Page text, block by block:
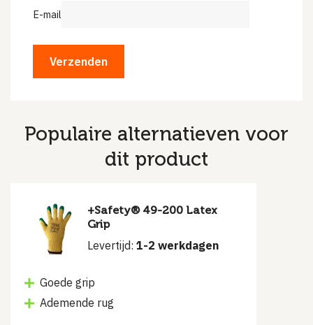
E-mail
Populaire alternatieven voor
dit product
+Safety® 49-200 Latex
Grip
Levertijd: 1-2 werkdagen
Goede grip
Ademende rug